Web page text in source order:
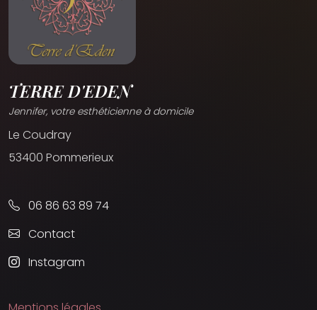
TERRE D'EDEN
Jennifer, votre esthéticienne à domicile
Le Coudray
53400 Pommerieux
06 86 63 89 74
Contact
Instagram